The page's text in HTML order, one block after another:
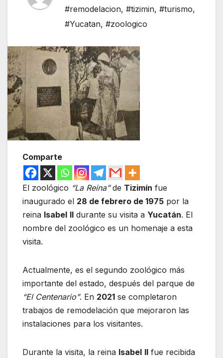
#remodelacion, #tizimin, #turismo,
#Yucatan, #zoologico
Comparte
El zoológico “La Reina”de Tizimín fue
inaugurado el 28 de febrero de 1975 por la
reina Isabel II durante su visita a Yucatán. El
nombre del zoológico es un homenaje a esta
visita.
Actualmente, es el segundo zoológico más
importante del estado, después del parque de
“El Centenario”. En 2021 se completaron
trabajos de remodelación que mejoraron las
instalaciones para los visitantes.
Durante la visita, la reina Isabel II fue recibida